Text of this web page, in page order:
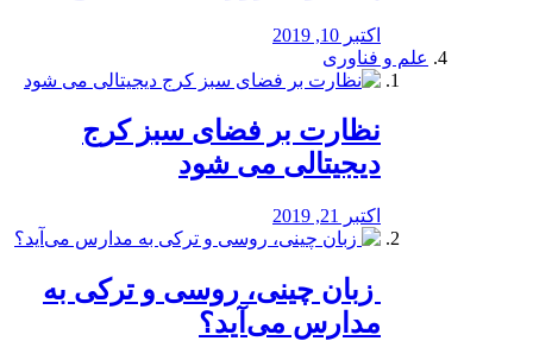
اکتبر 10, 2019
علم و فناوری
نظارت بر فضای سبز کرج
دیجیتالی می شود
اکتبر 21, 2019
️ زبان چینی، روسی و ترکی به
مدارس می‌آید؟